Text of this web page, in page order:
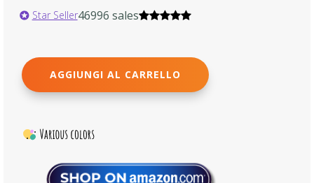
Star Seller46996 sales
AGGIUNGI AL CARRELLO